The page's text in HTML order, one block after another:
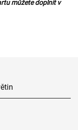
můžete doplnit v